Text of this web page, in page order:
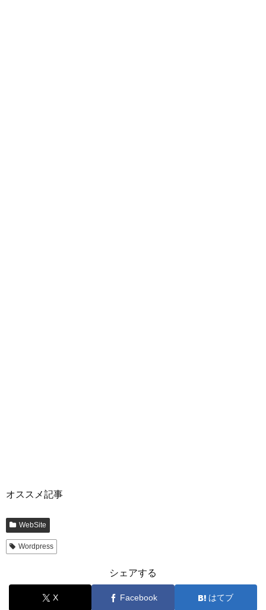
オススメ記事
WebSite
Wordpress
シェアする
X Facebook はてブ